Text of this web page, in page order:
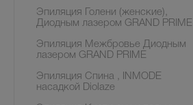
Эпиляция Голени (женские),
Диодным лазером GRAND PRIME
Эпиляция Межбровье Диодным
лазером GRAND PRIME
Эпиляция Спина , INMODE
насадкой Diolaze